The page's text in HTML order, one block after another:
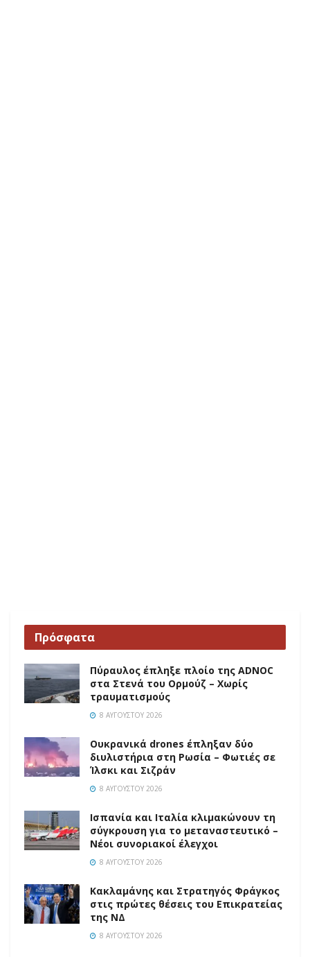
Πρόσφατα
Πύραυλος έπληξε πλοίο της ADNOC
στα Στενά του Ορμούζ – Χωρίς
τραυματισμούς
8 ΑΥΓΟΎΣΤΟΥ 2026
Ουκρανικά drones έπληξαν δύο
διυλιστήρια στη Ρωσία – Φωτιές σε
Ίλσκι και Σιζράν
8 ΑΥΓΟΎΣΤΟΥ 2026
Ισπανία και Ιταλία κλιμακώνουν τη
σύγκρουση για το μεταναστευτικό –
Νέοι συνοριακοί έλεγχοι
8 ΑΥΓΟΎΣΤΟΥ 2026
Κακλαμάνης και Στρατηγός Φράγκος
στις πρώτες θέσεις του Επικρατείας
της ΝΔ
8 ΑΥΓΟΎΣΤΟΥ 2026